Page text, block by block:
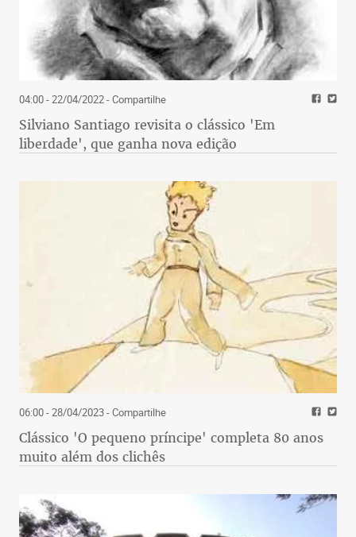
04:00 - 22/04/2022- Compartilhe
Silviano Santiago revisita o clássico 'Em
liberdade', que ganha nova edição
06:00 - 28/04/2023- Compartilhe
Clássico 'O pequeno príncipe' completa 80 anos
muito além dos clichês